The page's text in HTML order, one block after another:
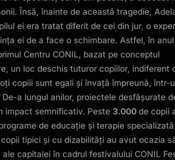
Însă, înainte de această tragedie,
ei era tratat diferit de cei din jur, o
ei de a face o schimbare. Astfel, în anul
Centru CONIL, bazat pe conceptul
un loc deschis tuturor copiilor, indiferent
copiii sunt egali și învață împreună, într-
a lungul anilor, proiectele desfășurate
impact semnificativ. Peste 3.000 de copii
de educație și terapie
tipici și cu dizabilități au avut ocazia
capitalei în cadrul festivalului CONIL